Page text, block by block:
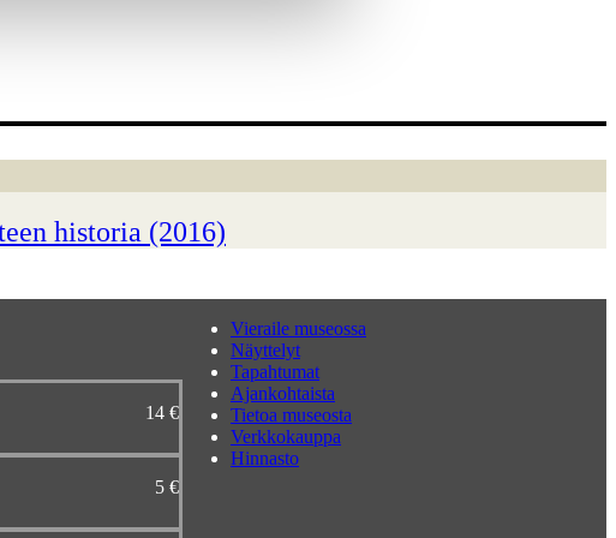
historia (2016)
14 €
5 €
Vieraile museossa
Näyttelyt
Tapahtumat
Ajankohtaista
Tietoa museosta
Verkkokauppa
Hinnasto